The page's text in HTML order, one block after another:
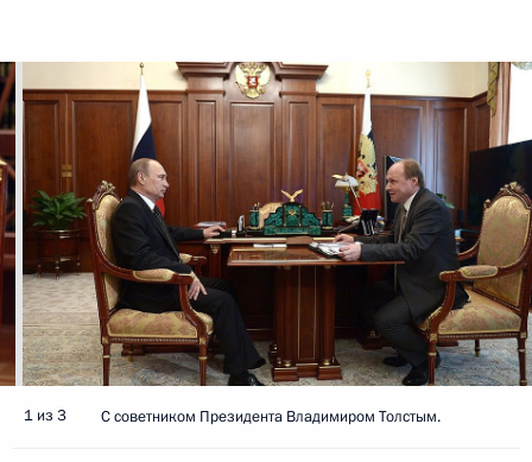
1 из 3 С советником Президента Владимиром Толстым.